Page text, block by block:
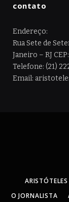
contato
Endereço:
Rua Sete de
Janeiro – RJ
Telefone: (21)
Email:
O JORNALISTA